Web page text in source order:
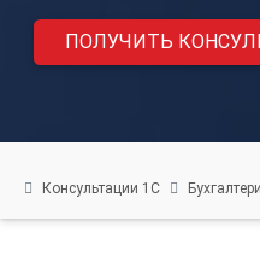
нас
Вебинары
Удалённый
Релизы
ПОЛУЧИТЬ
Консультации 1С